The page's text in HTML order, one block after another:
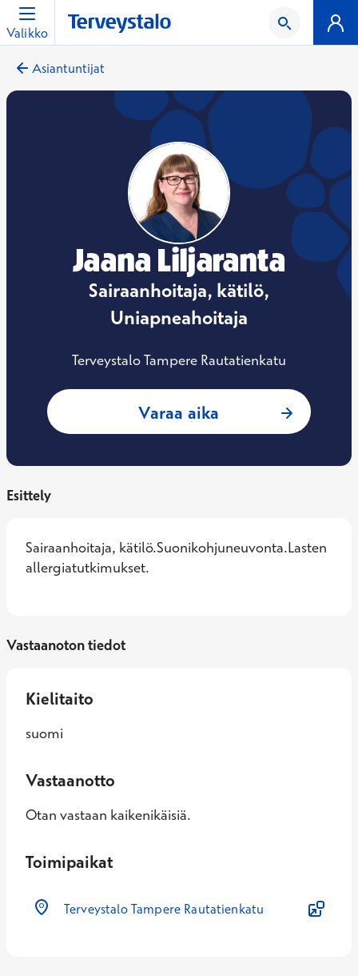
Valikko
Asiantuntijat
Jaana Liljaranta
Sairaanhoitaja, kätilö,
Uniapneahoitaja
Terveystalo Tampere Rautatienkatu
Varaa aika : Jaana
Esittely
Sairaanhoitaja, kätilö.Suonikohjuneuvonta.Lasten
allergiatutkimukset.
Vastaanoton tiedot
Kielitaito
suomi
Vastaanotto
Otan vastaan kaikenikäisiä.
Toimipaikat
Terveystalo Tampere Rautatienkatu